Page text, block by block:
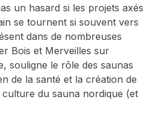
un hasard si les projets axés
se tournent si souvent vers
dans de nombreuses
Bois et Merveilles sur
souligne le rôle des saunas
de la santé et la création de
du sauna nordique (et